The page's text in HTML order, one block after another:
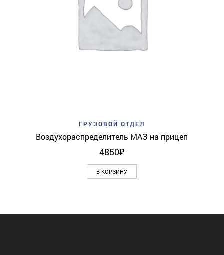
ГРУЗОВОЙ ОТДЕЛ
Воздухораспределитель МАЗ на прицеп
4850₽
В КОРЗИНУ